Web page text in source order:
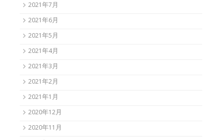
2021年7月
2021年6月
2021年5月
2021年4月
2021年3月
2021年2月
2021年1月
2020年12月
2020年11月